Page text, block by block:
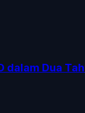
dalam Dua